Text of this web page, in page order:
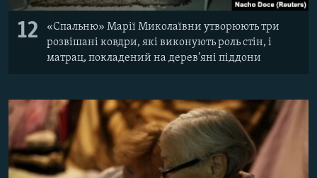
12
«Спальню» Марії Миколаївни утворюють три
розвішані ковдри, які виконують роль стін, і
матрац, покладений на дерев’яні піддони